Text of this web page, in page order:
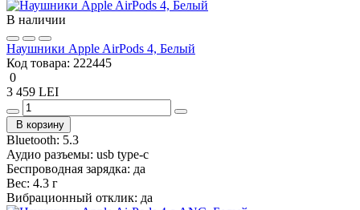
В наличии
Наушники Apple AirPods 4, Белый
Код товара: 222445
0
3 459 LEI
В корзину
Bluetooth: 5.3
Аудио разъемы: usb type-c
Беспроводная зарядка: да
Вес: 4.3 г
Вибрационный отклик: да